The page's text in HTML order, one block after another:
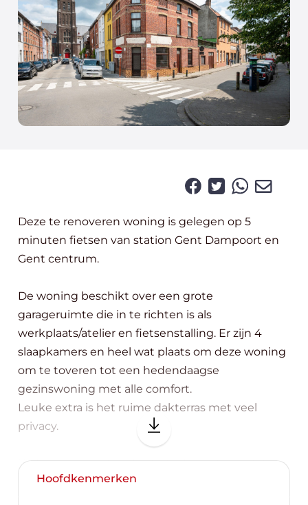
Deze te renoveren woning is gelegen op 5
minuten fietsen van station Gent Dampoort en
Gent centrum.
De woning beschikt over een grote
garageruimte die in te richten is als
werkplaats/atelier en fietsenstalling. Er zijn 4
slaapkamers en heel wat plaats om deze woning
om te toveren tot een hedendaagse
gezinswoning met alle comfort.
Leuke extra is het ruime dakterras met veel
privacy.
Kadastrale aard: handelshuis, dus ook geschikt
voor wie ondernemen en wonen wil combineren.
Hoofdkenmerken